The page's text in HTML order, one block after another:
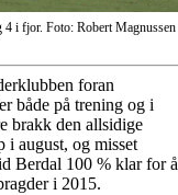
i fjor. Foto: Robert Magnussen
foran
både på trening og i
brakk den allsidige
i august, og misset
Berdal 100 % klar for å
i 2015.